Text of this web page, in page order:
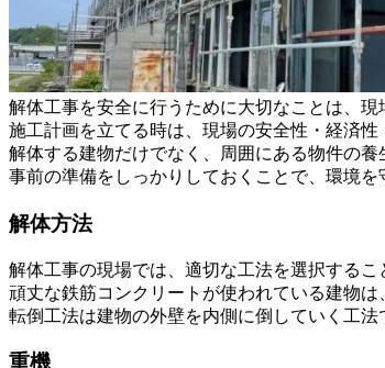
解体工事を安全に行うために大切なことは、現
施工計画を立てる時は、現場の安全性・経済性
解体する建物だけでなく、周囲にある物件の養
事前の準備をしっかりしておくことで、環境
解体方法
解体工事の現場では、適切な工法を選択するこ
頑丈な鉄筋コンクリートが使われている建物は
転倒工法は建物の外壁を内側に倒していく工法
重機